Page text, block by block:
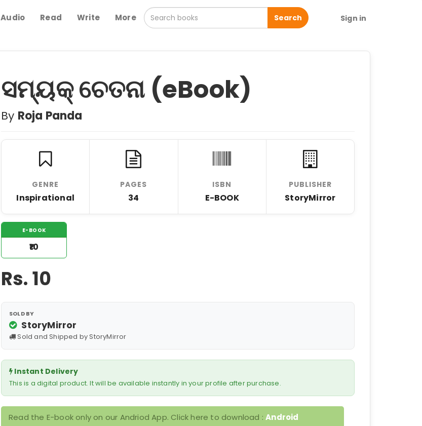
Audio Read Write More Search Sign in
ସମ୍ୟକ୍ ଚେତନା (eBook)
By Roja Panda
GENRE
Inspirational
PAGES
34
ISBN
E-BOOK
PUBLISHER
StoryMirror
E-BOOK
₹10
Rs.10
SOLD BY
StoryMirror
Sold and Shipped by StoryMirror
Instant Delivery
This is a digital product. It will be available instantly in your profile after purchase.
Read the E-book only on our Andriod App. Click here to download :Android